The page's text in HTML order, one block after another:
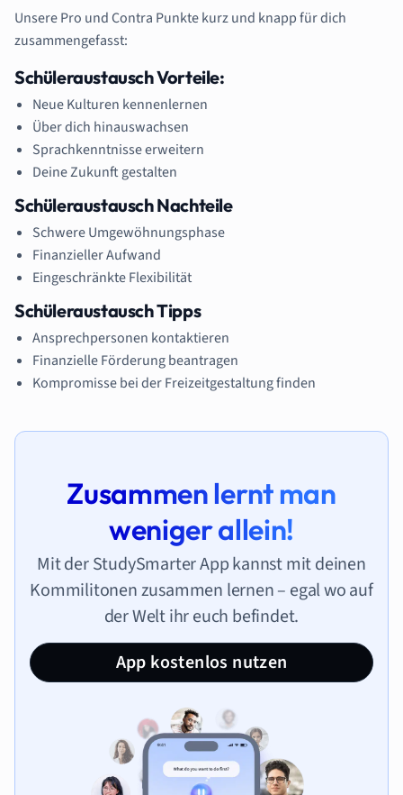
Unsere Pro und Contra Punkte kurz und knapp für dich
zusammengefasst:
Schüleraustausch Vorteile:
Neue Kulturen kennenlernen
Über dich hinauswachsen
Sprachkenntnisse erweitern
Deine Zukunft gestalten
Schüleraustausch Nachteile
Schwere Umgewöhnungsphase
Finanzieller Aufwand
Eingeschränkte Flexibilität
Schüleraustausch Tipps
Ansprechpersonen kontaktieren
Finanzielle Förderung beantragen
Kompromisse bei der Freizeitgestaltung finden
Zusammen lernt man
weniger allein!
Mit der StudySmarter App kannst mit deinen
Kommilitonen zusammen lernen – egal wo auf
der Welt ihr euch befindet.
App kostenlos nutzen